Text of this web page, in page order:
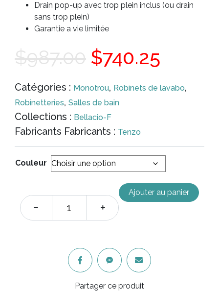
Drain pop-up avec trop plein inclus (ou drain
sans trop plein)
Garantie a vie limitée
$987.00 Le
prix
initial
était :
$987.00.
$740.25
prix
est :
Catégories : Monotrou, Robinets de lavabo,
Robinetteries, Salles de bain
Collections : Bellacio-F
Fabricants Fabricants : Tenzo
Couleur
Ajouter au panier
Partager ce produit